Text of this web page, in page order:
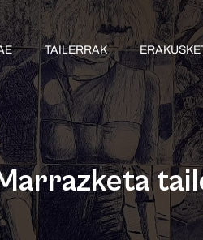
TAILERRAK